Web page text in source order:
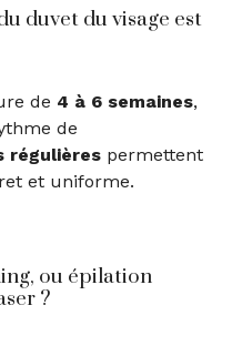
duvet du visage est
de 4 à 6 semaines,
de
régulières permettent
et uniforme.
ou épilation
?